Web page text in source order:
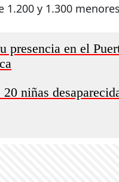
1.200 y 1.300
presencia en el
niñas